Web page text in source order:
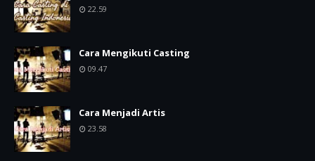
22.59
Cara Mengikuti Casting
09.47
Cara Menjadi Artis
23.58